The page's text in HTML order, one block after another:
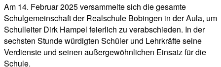
Am 14. Februar 2025 versammelte sich die gesamte
Schulgemeinschaft der Realschule Bobingen in der Aula, um
Schulleiter Dirk Hampel feierlich zu verabschieden. In der
sechsten Stunde würdigten Schüler und Lehrkräfte seine
Verdienste und seinen außergewöhnlichen Einsatz für die
Schule.